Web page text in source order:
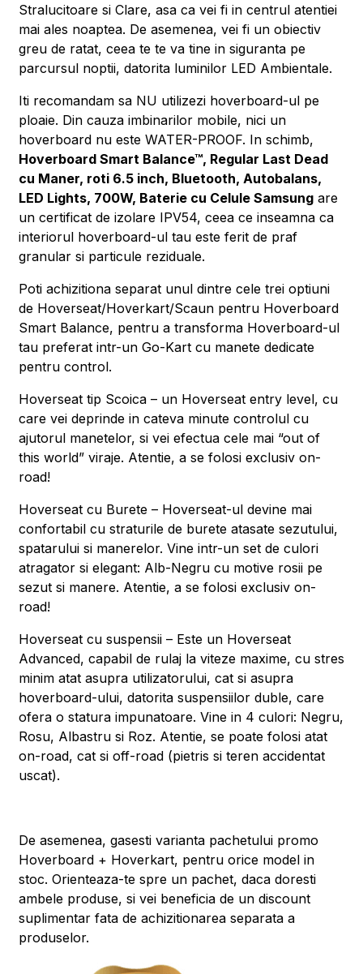
Stralucitoare si Clare, asa ca vei fi in centrul atentiei
mai ales noaptea. De asemenea, vei fi un obiectiv
greu de ratat, ceea te te va tine in siguranta pe
parcursul noptii, datorita luminilor LED Ambientale.
Iti recomandam sa NU utilizezi hoverboard-ul pe
ploaie. Din cauza imbinarilor mobile, nici un
hoverboard nu este WATER-PROOF. In schimb,
Hoverboard Smart Balance™, Regular Last Dead
cu Maner, roti 6.5 inch, Bluetooth, Autobalans,
LED Lights, 700W, Baterie cu Celule Samsung are
un certificat de izolare IPV54, ceea ce inseamna ca
interiorul hoverboard-ul tau este ferit de praf
granular si particule reziduale.
Poti achizitiona separat unul dintre cele trei optiuni
de Hoverseat/Hoverkart/Scaun pentru Hoverboard
Smart Balance, pentru a transforma Hoverboard-ul
tau preferat intr-un Go-Kart cu manete dedicate
pentru control.
Hoverseat tip Scoica – un Hoverseat entry level, cu
care vei deprinde in cateva minute controlul cu
ajutorul manetelor, si vei efectua cele mai “out of
this world” viraje. Atentie, a se folosi exclusiv on-
road!
Hoverseat cu Burete – Hoverseat-ul devine mai
confortabil cu straturile de burete atasate sezutului,
spatarului si manerelor. Vine intr-un set de culori
atragator si elegant: Alb-Negru cu motive rosii pe
sezut si manere. Atentie, a se folosi exclusiv on-
road!
Hoverseat cu suspensii – Este un Hoverseat
Advanced, capabil de rulaj la viteze maxime, cu stres
minim atat asupra utilizatorului, cat si asupra
hoverboard-ului, datorita suspensiilor duble, care
ofera o statura impunatoare. Vine in 4 culori: Negru,
Rosu, Albastru si Roz. Atentie, se poate folosi atat
on-road, cat si off-road (pietris si teren accidentat
uscat).
De asemenea, gasesti varianta pachetului promo
Hoverboard + Hoverkart, pentru orice model in
stoc. Orienteaza-te spre un pachet, daca doresti
ambele produse, si vei beneficia de un discount
suplimentar fata de achizitionarea separata a
produselor.